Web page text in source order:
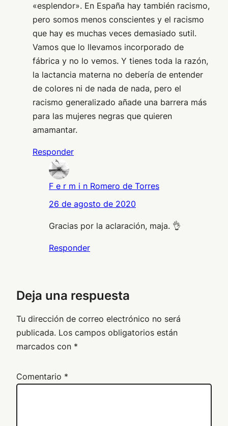
«esplendor». En España hay también racismo,
pero somos menos conscientes y el racismo
que hay es muchas veces demasiado sutil.
Vamos que lo llevamos incorporado de
fábrica y no lo vemos. Y tienes toda la razón,
la lactancia materna no debería de entender
de colores ni de nada de nada, pero el
racismo generalizado añade una barrera más
para las mujeres negras que quieren
amamantar.
Responder
F e r m i n Romero de Torres
26 de agosto de 2020
Gracias por la aclaración, maja. 👌
Responder
Deja una respuesta
Tu dirección de correo electrónico no será
publicada. Los campos obligatorios están
marcados con *
Comentario *